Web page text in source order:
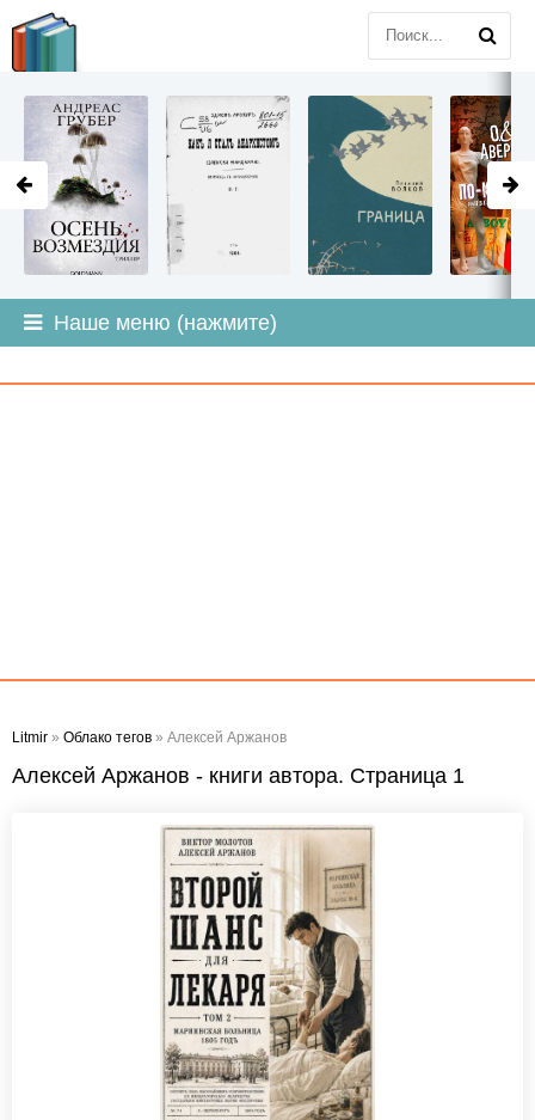
Наше меню (нажмите)
Litmir » Облако тегов » Алексей Аржанов
Алексей Аржанов - книги автора. Страница 1
LITMIR.ORG